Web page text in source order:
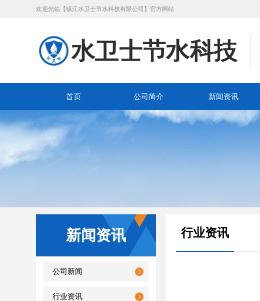
欢迎光临【镇江水卫士节水科技有限公司】官方网站
首页 公司简介 新闻资讯
新闻资讯
公司新闻
行业资讯
行业资讯